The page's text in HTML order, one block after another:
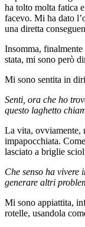
ha tolto molta fatica
facevo. Mi ha dato
una diretta
Insomma, finalmente
stata, mi sono però
Mi sono sentita in
Senti, ora che ho
questo laghetto
La vita, ovviamente,
impapocchiata.
lasciato a briglie
Che senso ha vivere
generare altri
Mi sono appiattita,
rotelle, usandola